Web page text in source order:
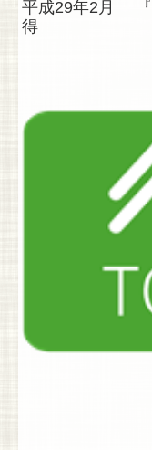
平成29年2月 『
得